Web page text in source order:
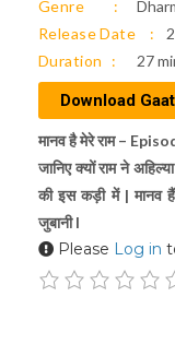
Genre
Release Date
Duration
27
Download
मानव है मेरे राम –
जानिए क्यों राम ने
की इस कड़ी में | मानव हैं
जुबानी l
Please Log in